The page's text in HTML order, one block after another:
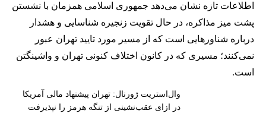
اطلاعات تازه نشان می‌دهد جمهوری اسلامی همزمان با نشستن
پشت میز مذاکره، در حال تقویت زنجیره شناسایی و هشدار
درباره شناورهایی است که از مسیر مورد تایید تهران عبور
نمی‌کنند؛ مسیری که در کانون اختلاف کنونی تهران و واشینگتن
است.
وال‌استریت ژورنال: تهران پیشنهاد مالی آمریکا
در ازای عقب‌نشینی از تنگه هرمز را نپذیرفت